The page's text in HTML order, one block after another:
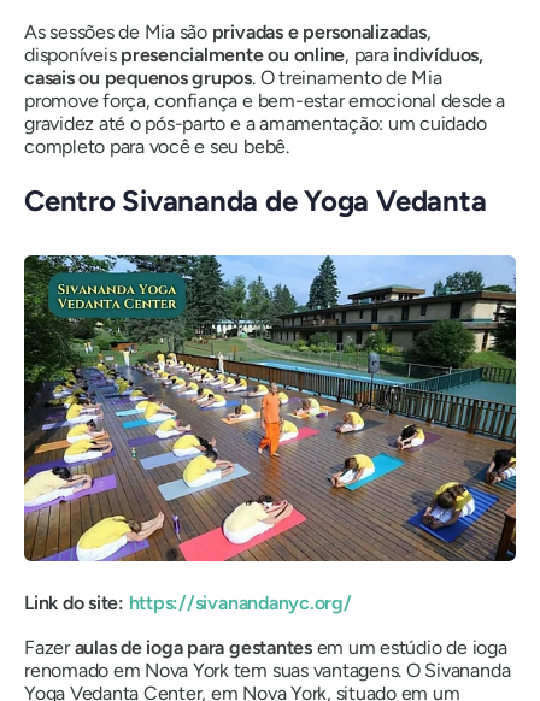
As sessões de Mia são privadas e personalizadas,
disponíveis presencialmente ou online, para indivíduos,
casais ou pequenos grupos. O treinamento de Mia
promove força, confiança e bem-estar emocional desde a
gravidez até o pós-parto e a amamentação: um cuidado
completo para você e seu bebê.
Centro Sivananda de Yoga Vedanta
Link do site: https://sivanandanyc.org/
Fazeraulas de ioga para gestantesem um estúdio de ioga
renomado em Nova York tem suas vantagens. O Sivananda
Yoga Vedanta Center, em Nova York, situado em um